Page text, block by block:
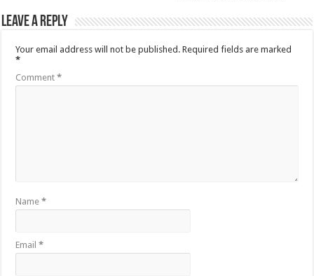
Leave a Reply
Your email address will not be published. Required fields are marked
*
Comment*
Name*
Email*